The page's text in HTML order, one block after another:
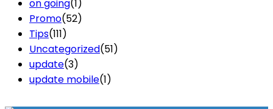
on going(1)
Promo(52)
Tips(111)
Uncategorized(51)
update(3)
update mobile(1)